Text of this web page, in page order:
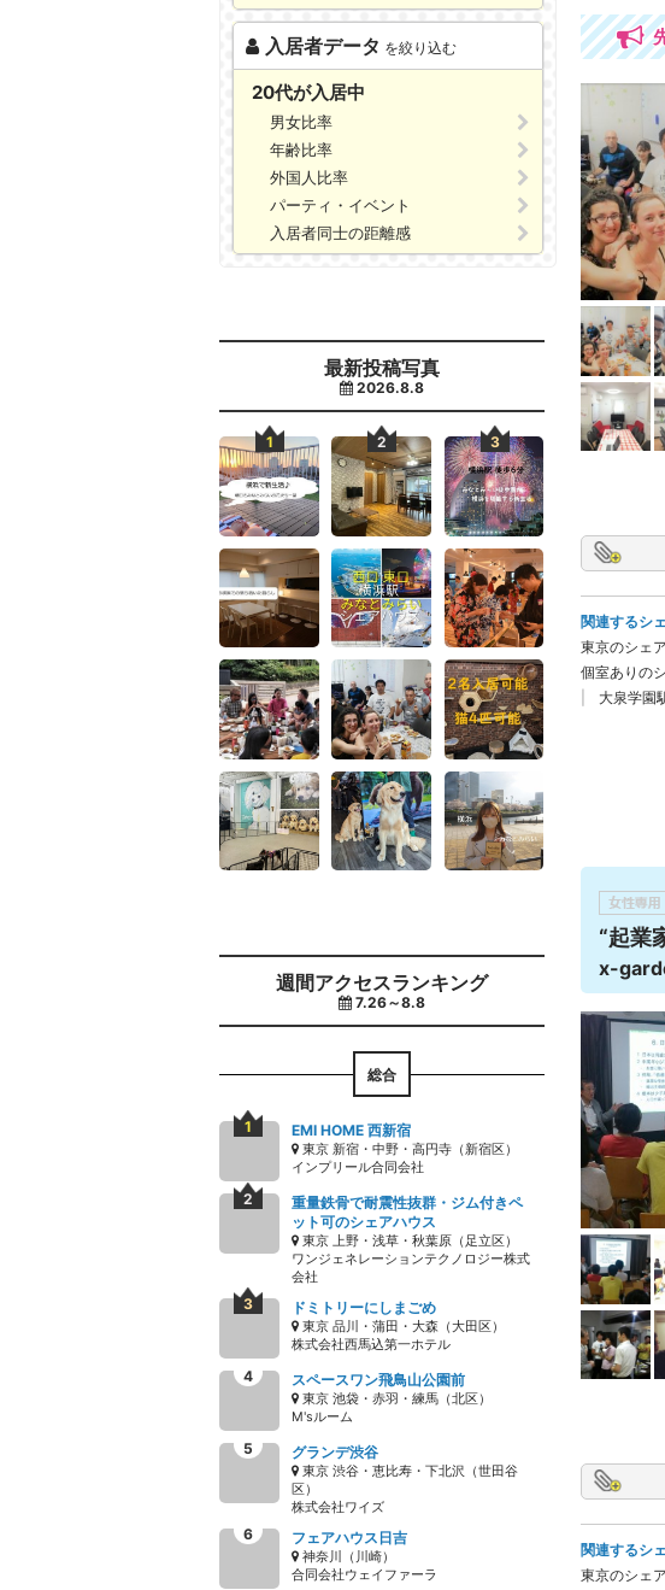
入居者データ を絞り込む
20代が入居中
男女比率
年齢比率
外国人比率
パーティ・イベント
入居者同士の距離感
最新投稿写真
2026.8.8
週間アクセスランキング
7.26～8.8
総合
EMI HOME 西新宿
東京 新宿・中野・高円寺（新宿区）
インプリール合同会社
重量鉄骨で耐震性抜群・ジム付きペ
ット可のシェアハウス
東京 上野・浅草・秋葉原（足立区）
ワンジェネレーションテクノロジー株式
会社
ドミトリーにしまごめ
東京 品川・蒲田・大森（大田区）
株式会社西馬込第一ホテル
スペースワン飛鳥山公園前
東京 池袋・赤羽・練馬（北区）
M'sルーム
グランデ渋谷
東京 渋谷・恵比寿・下北沢（世田谷
区）
株式会社ワイズ
フェアハウス日吉
神奈川（川崎）
合同会社ウェイファーラ
関連するシ
東京のシェ
個室ありの
大泉学園
“起業
x-
関連するシ
東京のシェ